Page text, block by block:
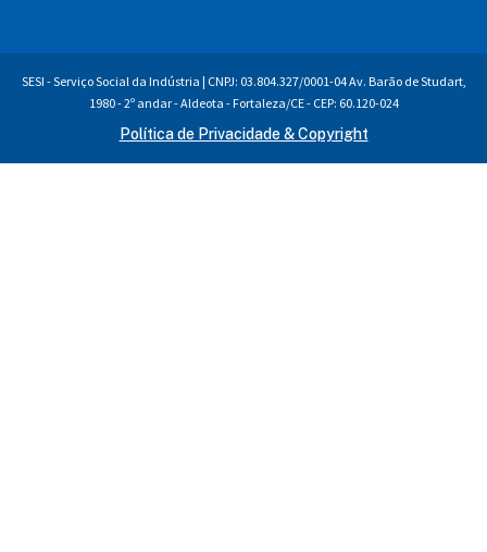
SESI - Serviço Social da Indústria | CNPJ: 03.804.327/0001-04 Av. Barão de Studart,
1980 - 2º andar - Aldeota - Fortaleza/CE - CEP: 60.120-024
Política de Privacidade & Copyright